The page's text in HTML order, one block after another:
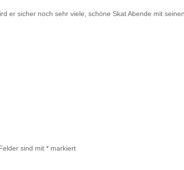
er sicher noch sehr viele, schöne Skat Abende mit
sind mit* markiert